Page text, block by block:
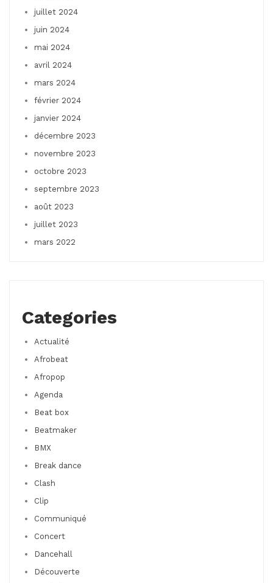
juillet 2024
juin 2024
mai 2024
avril 2024
mars 2024
février 2024
janvier 2024
décembre 2023
novembre 2023
octobre 2023
septembre 2023
août 2023
juillet 2023
mars 2022
Categories
Actualité
Afrobeat
Afropop
Agenda
Beat box
Beatmaker
BMX
Break dance
Clash
Clip
Communiqué
Concert
Dancehall
Découverte